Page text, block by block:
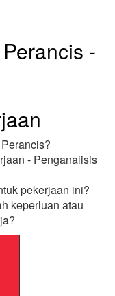
-
- Penganalisis
pekerjaan ini?
keperluan atau